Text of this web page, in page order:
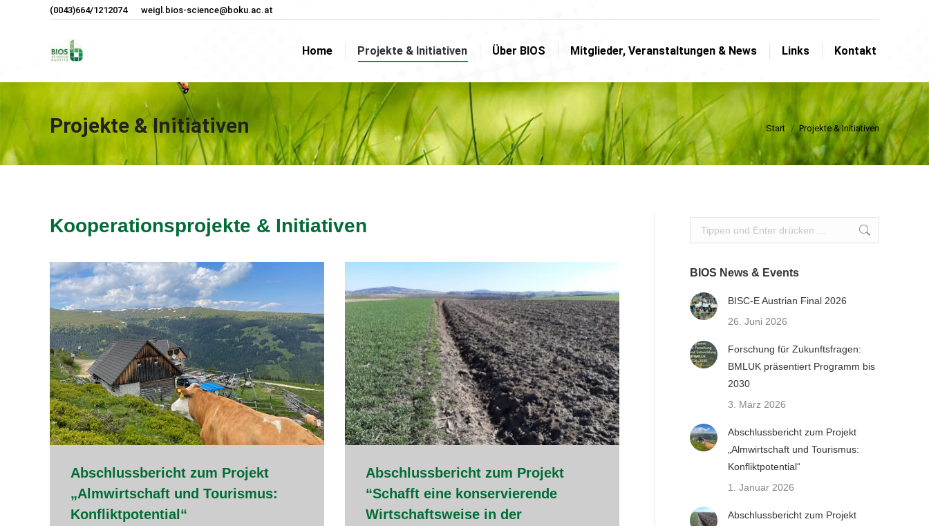
(0043)664/1212074 weigl.bios-science@boku.ac.at
Home Projekte & Initiativen Über BIOS Mitglieder, Veranstaltungen & News Links Kontakt
Projekte & Initiativen Sie befinden sich hier:
Start Projekte & Initiativen
Kooperationsprojekte & Initiativen
Abschlussbericht zum Projekt
„Almwirtschaft und Tourismus:
Konfliktpotential“
Abschlussbericht zum Projekt
“Schafft eine konservierende
Wirtschaftsweise in der
Search:
BIOS News & Events
BISC-E Austrian Final 2026
26. Juni 2026
Forschung für Zukunftsfragen:
BMLUK präsentiert Programm bis
2030
3. März 2026
Abschlussbericht zum Projekt
„Almwirtschaft und Tourismus:
Konfliktpotential“
1. Januar 2026
Abschlussbericht zum Projekt
Home Projekte & Initiativen Über BIOS Mitglieder, Veranstaltungen & News Links Kontakt